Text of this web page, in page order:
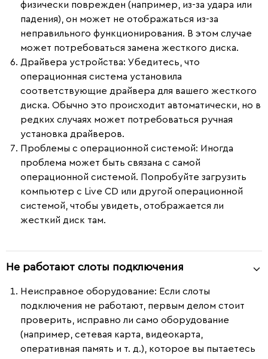
физически поврежден (например, из-за удара или
падения), он может не отображаться из-за
неправильного функционирования. В этом случае
может потребоваться замена жесткого диска.
Драйвера устройства: Убедитесь, что
операционная система установила
соответствующие драйвера для вашего жесткого
диска. Обычно это происходит автоматически, но в
редких случаях может потребоваться ручная
установка драйверов.
Проблемы с операционной системой: Иногда
проблема может быть связана с самой
операционной системой. Попробуйте загрузить
компьютер с Live CD или другой операционной
системой, чтобы увидеть, отображается ли
жесткий диск там.
Не работают слоты подключения
Неисправное оборудование: Если слоты
подключения не работают, первым делом стоит
проверить, исправно ли само оборудование
(например, сетевая карта, видеокарта,
оперативная память и т. д.), которое вы пытаетесь